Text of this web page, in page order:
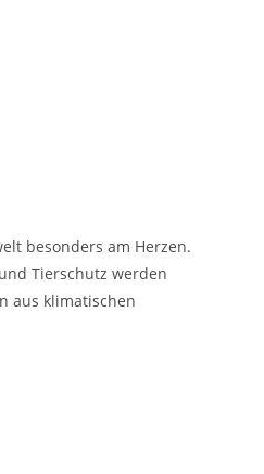
besonders am Herzen.
Tierschutz werden
aus klimatischen